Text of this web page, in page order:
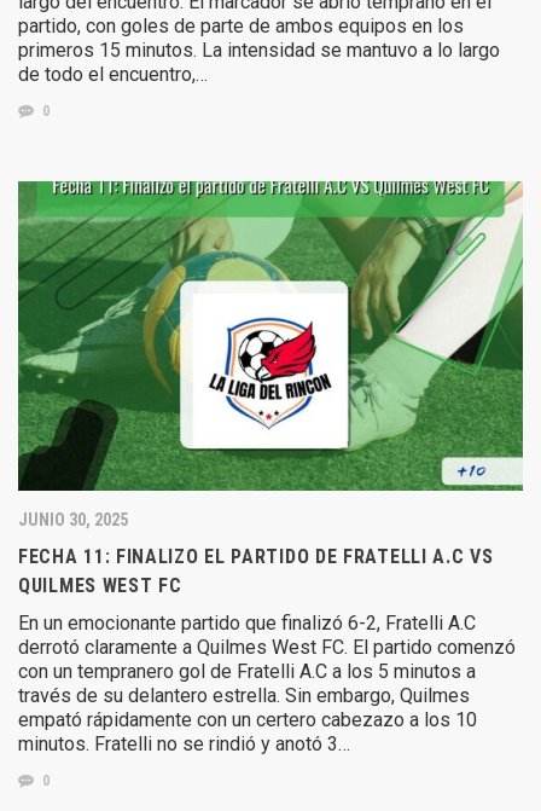
partido, con goles de parte de ambos equipos en los
primeros 15 minutos. La intensidad se mantuvo a lo largo
de todo el encuentro,…
0
JUNIO 30, 2025
FECHA 11: FINALIZO EL PARTIDO DE FRATELLI A.C VS
QUILMES WEST FC
En un emocionante partido que finalizó 6-2, Fratelli A.C
derrotó claramente a Quilmes West FC. El partido comenzó
con un tempranero gol de Fratelli A.C a los 5 minutos a
través de su delantero estrella. Sin embargo, Quilmes
empató rápidamente con un certero cabezazo a los 10
minutos. Fratelli no se rindió y anotó 3…
0